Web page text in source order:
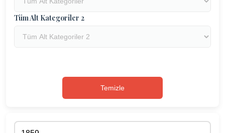
Tüm Alt Kategoriler 2
Temizle